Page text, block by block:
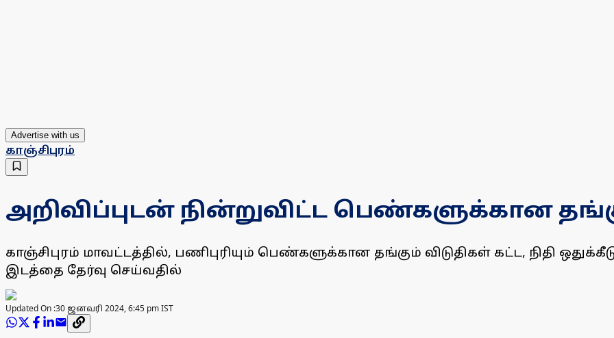
Advertise with us
காஞ்சிபுரம்
அறிவிப்புடன் நின்றுவிட்ட பெண்களுக்கான
காஞ்சிபுரம் மாவட்டத்தில், பணிபுரியும் பெண்களுக்கான தங்கும் விடுதிகள் கட்ட, நிதி
இடத்தை தேர்வு செய்வதில்
Updated On :30 ஜனவரி 2024, 6:45 pm IST